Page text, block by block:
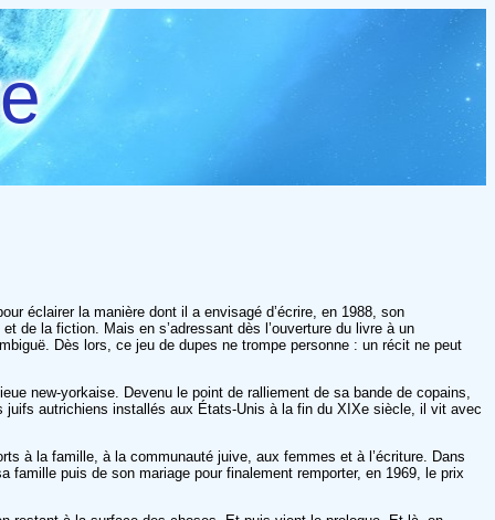
éclairer la manière dont il a envisagé d’écrire, en 1988, son
de la fiction. Mais en s’adressant dès l’ouverture du livre à un
Dès lors, ce jeu de dupes ne trompe personne : un récit ne peut
new-yorkaise. Devenu le point de ralliement de sa bande de copains,
juifs autrichiens installés aux États-Unis à la fin du XIXe siècle, il vit avec
à la famille, à la communauté juive, aux femmes et à l’écriture. Dans
puis de son mariage pour finalement remporter, en 1969, le prix